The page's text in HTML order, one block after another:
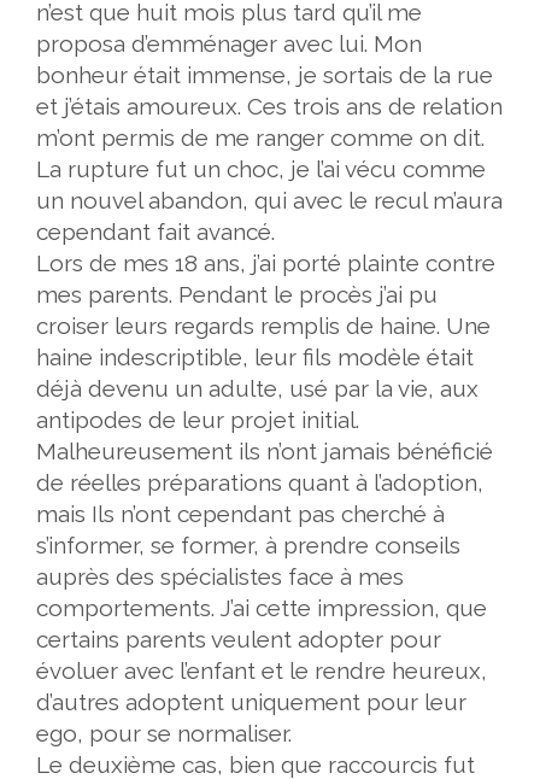
n’est que huit mois plus tard qu’il me
proposa d’emménager avec lui. Mon
bonheur était immense, je sortais de la rue
et j’étais amoureux. Ces trois ans de relation
m’ont permis de me ranger comme on dit.
La rupture fut un choc, je l’ai vécu comme
un nouvel abandon, qui avec le recul m’aura
cependant fait avancé.
Lors de mes 18 ans, j’ai porté plainte contre
mes parents. Pendant le procès j’ai pu
croiser leurs regards remplis de haine. Une
haine indescriptible, leur fils modèle était
déjà devenu un adulte, usé par la vie, aux
antipodes de leur projet initial.
Malheureusement ils n’ont jamais bénéficié
de réelles préparations quant à l’adoption,
mais Ils n’ont cependant pas cherché à
s’informer, se former, à prendre conseils
auprès des spécialistes face à mes
comportements. J’ai cette impression, que
certains parents veulent adopter pour
évoluer avec l’enfant et le rendre heureux,
d’autres adoptent uniquement pour leur
ego, pour se normaliser.
Le deuxième cas, bien que raccourcis fut